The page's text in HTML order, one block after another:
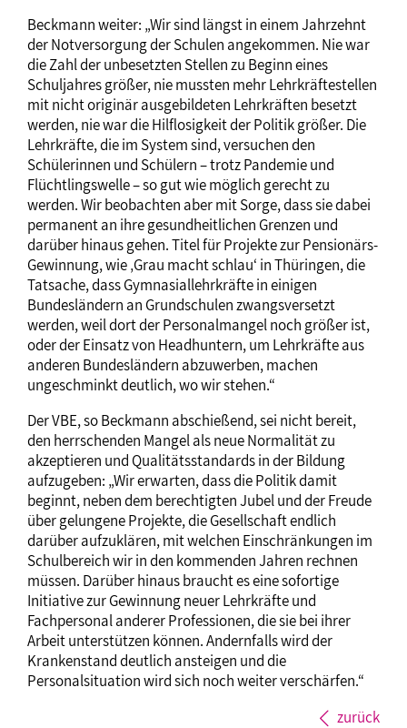
Beckmann weiter: „Wir sind längst in einem Jahrzehnt
der Notversorgung der Schulen angekommen. Nie war
die Zahl der unbesetzten Stellen zu Beginn eines
Schuljahres größer, nie mussten mehr Lehrkräftestellen
mit nicht originär ausgebildeten Lehrkräften besetzt
werden, nie war die Hilflosigkeit der Politik größer. Die
Lehrkräfte, die im System sind, versuchen den
Schülerinnen und Schülern – trotz Pandemie und
Flüchtlingswelle – so gut wie möglich gerecht zu
werden. Wir beobachten aber mit Sorge, dass sie dabei
permanent an ihre gesundheitlichen Grenzen und
darüber hinaus gehen. Titel für Projekte zur Pensionärs-
Gewinnung, wie ‚Grau macht schlau‘ in Thüringen, die
Tatsache, dass Gymnasiallehrkräfte in einigen
Bundesländern an Grundschulen zwangsversetzt
werden, weil dort der Personalmangel noch größer ist,
oder der Einsatz von Headhuntern, um Lehrkräfte aus
anderen Bundesländern abzuwerben, machen
ungeschminkt deutlich, wo wir stehen.“
Der VBE, so Beckmann abschießend, sei nicht bereit,
den herrschenden Mangel als neue Normalität zu
akzeptieren und Qualitätsstandards in der Bildung
aufzugeben: „Wir erwarten, dass die Politik damit
beginnt, neben dem berechtigten Jubel und der Freude
über gelungene Projekte, die Gesellschaft endlich
darüber aufzuklären, mit welchen Einschränkungen im
Schulbereich wir in den kommenden Jahren rechnen
müssen. Darüber hinaus braucht es eine sofortige
Initiative zur Gewinnung neuer Lehrkräfte und
Fachpersonal anderer Professionen, die sie bei ihrer
Arbeit unterstützen können. Andernfalls wird der
Krankenstand deutlich ansteigen und die
Personalsituation wird sich noch weiter verschärfen.“
zurück